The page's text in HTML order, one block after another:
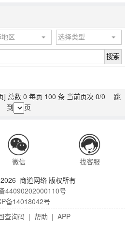
地区 选择类型
搜索
] 总数 0 每页 100 条 当前页次 0/0 跳
到
页
微信
找客服
商道网络 版权所有
44090202000110号
备14018042号
查询码 | 帮助 | APP